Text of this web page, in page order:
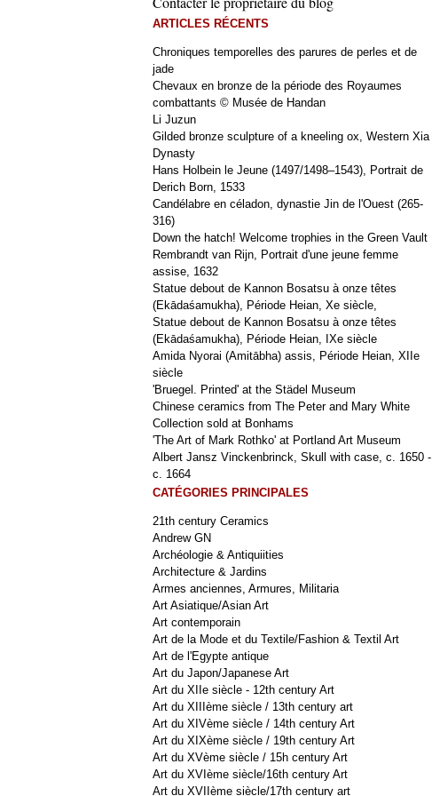
ARTICLES RÉCENTS
Chroniques temporelles des parures de perles et de
jade
Chevaux en bronze de la période des Royaumes
combattants © Musée de Handan
Li Juzun
Gilded bronze sculpture of a kneeling ox, Western Xia
Dynasty
Hans Holbein le Jeune (1497/1498–1543), Portrait de
Derich Born, 1533
Candélabre en céladon, dynastie Jin de l'Ouest (265-
316)
Down the hatch! Welcome trophies in the Green Vault
Rembrandt van Rijn, Portrait d'une jeune femme
assise, 1632
Statue debout de Kannon Bosatsu à onze têtes
(Ekādaśamukha), Période Heian, Xe siècle,
Statue debout de Kannon Bosatsu à onze têtes
(Ekādaśamukha), Période Heian, IXe siècle
Amida Nyorai (Amitābha) assis, Période Heian, XIIe
siècle
'Bruegel. Printed' at the Städel Museum
Chinese ceramics from The Peter and Mary White
Collection sold at Bonhams
'The Art of Mark Rothko' at Portland Art Museum
Albert Jansz Vinckenbrinck, Skull with case, c. 1650 -
c. 1664
CATÉGORIES PRINCIPALES
21th century Ceramics
Andrew GN
Archéologie & Antiquiities
Architecture & Jardins
Armes anciennes, Armures, Militaria
Art Asiatique/Asian Art
Art contemporain
Art de la Mode et du Textile/Fashion & Textil Art
Art de l'Egypte antique
Art du Japon/Japanese Art
Art du XIIe siècle - 12th century Art
Art du XIIIème siècle / 13th century art
Art du XIVème siècle / 14th century Art
Art du XIXème siècle / 19th century Art
Art du XVème siècle / 15h century Art
Art du XVIème siècle/16th century Art
Art du XVIIème siècle/17th century art